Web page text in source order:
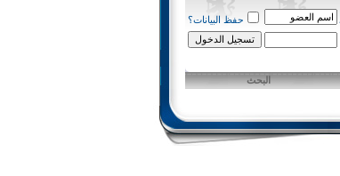
حفظ البيانات؟
البحث